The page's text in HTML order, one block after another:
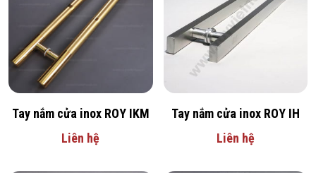
Tay nắm cửa inox ROY IKM
Liên hệ
Tay nắm cửa inox ROY IH
Liên hệ